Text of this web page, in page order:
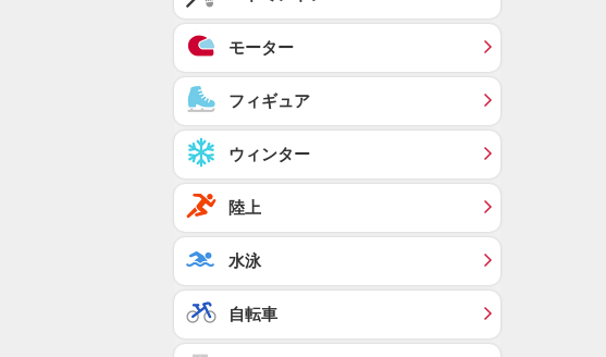
モーター
フィギュア
ウィンター
陸上
水泳
自転車